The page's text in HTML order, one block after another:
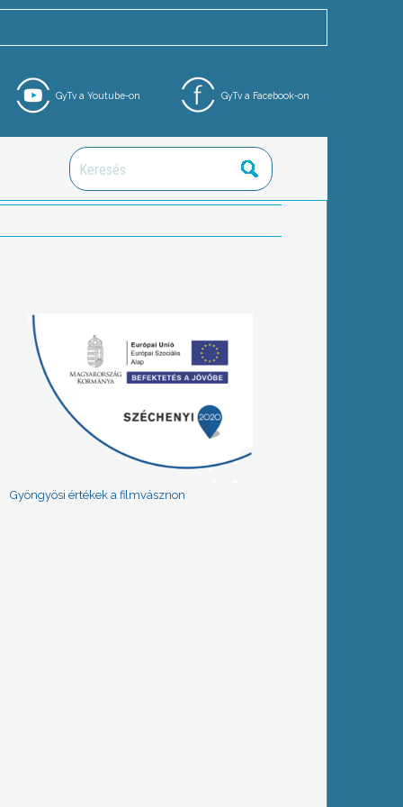
GyTv a Facebook-on
GyTv a Youtube-on
Gyöngyösi értékek a filmvásznon